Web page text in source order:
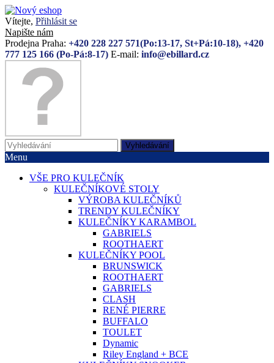
Vítejte, Přihlásit se
Napište nám
Prodejna Praha: +420 228 227 571(Po:13-17, St+Pá:10-18), +420
777 125 166 (Po-Pá:8-17) E-mail: info@ebillard.cz
Vyhledávání
Menu
VŠE PRO KULEČNÍK
KULEČNÍKOVÉ STOLY
VÝROBA KULEČNÍKŮ
TRENDY KULEČNÍKY
KULEČNÍKY KARAMBOL
GABRIELS
ROOTHAERT
KULEČNÍKY POOL
BRUNSWICK
ROOTHAERT
GABRIELS
CLASH
RENÉ PIERRE
BUFFALO
TOULET
Dynamic
Riley England + BCE